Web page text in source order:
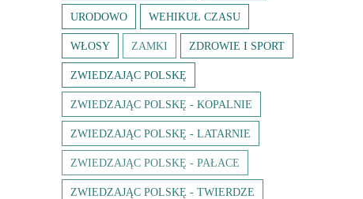
URODOWO WEHIKUŁ CZASU
WŁOSY ZAMKI ZDROWIE I SPORT
ZWIEDZAJĄC POLSKĘ
ZWIEDZAJĄC POLSKĘ - KOPALNIE
ZWIEDZAJĄC POLSKĘ - LATARNIE
ZWIEDZAJĄC POLSKĘ - PAŁACE
ZWIEDZAJĄC POLSKĘ - TWIERDZE